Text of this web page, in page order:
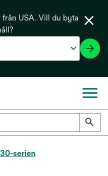
USA. Vill du byta
serien